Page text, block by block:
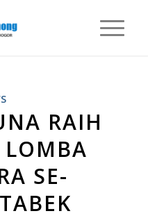
RAIH
LOMBA
SE-